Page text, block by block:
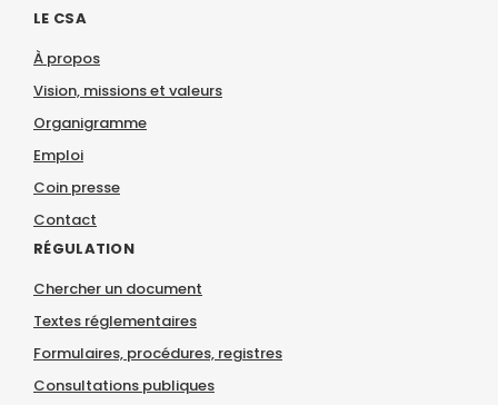
LE CSA
À propos
Vision, missions et valeurs
Organigramme
Emploi
Coin presse
Contact
RÉGULATION
Chercher un document
Textes réglementaires
Formulaires, procédures, registres
Consultations publiques